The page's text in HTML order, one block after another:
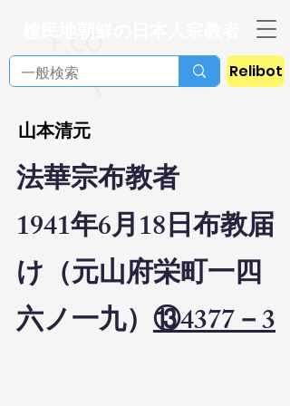
Relibot
山本清元
法華宗布教者
1941年6月18日布教届
け（元山府栄町一四
六ノ一九） ⑬4377－3